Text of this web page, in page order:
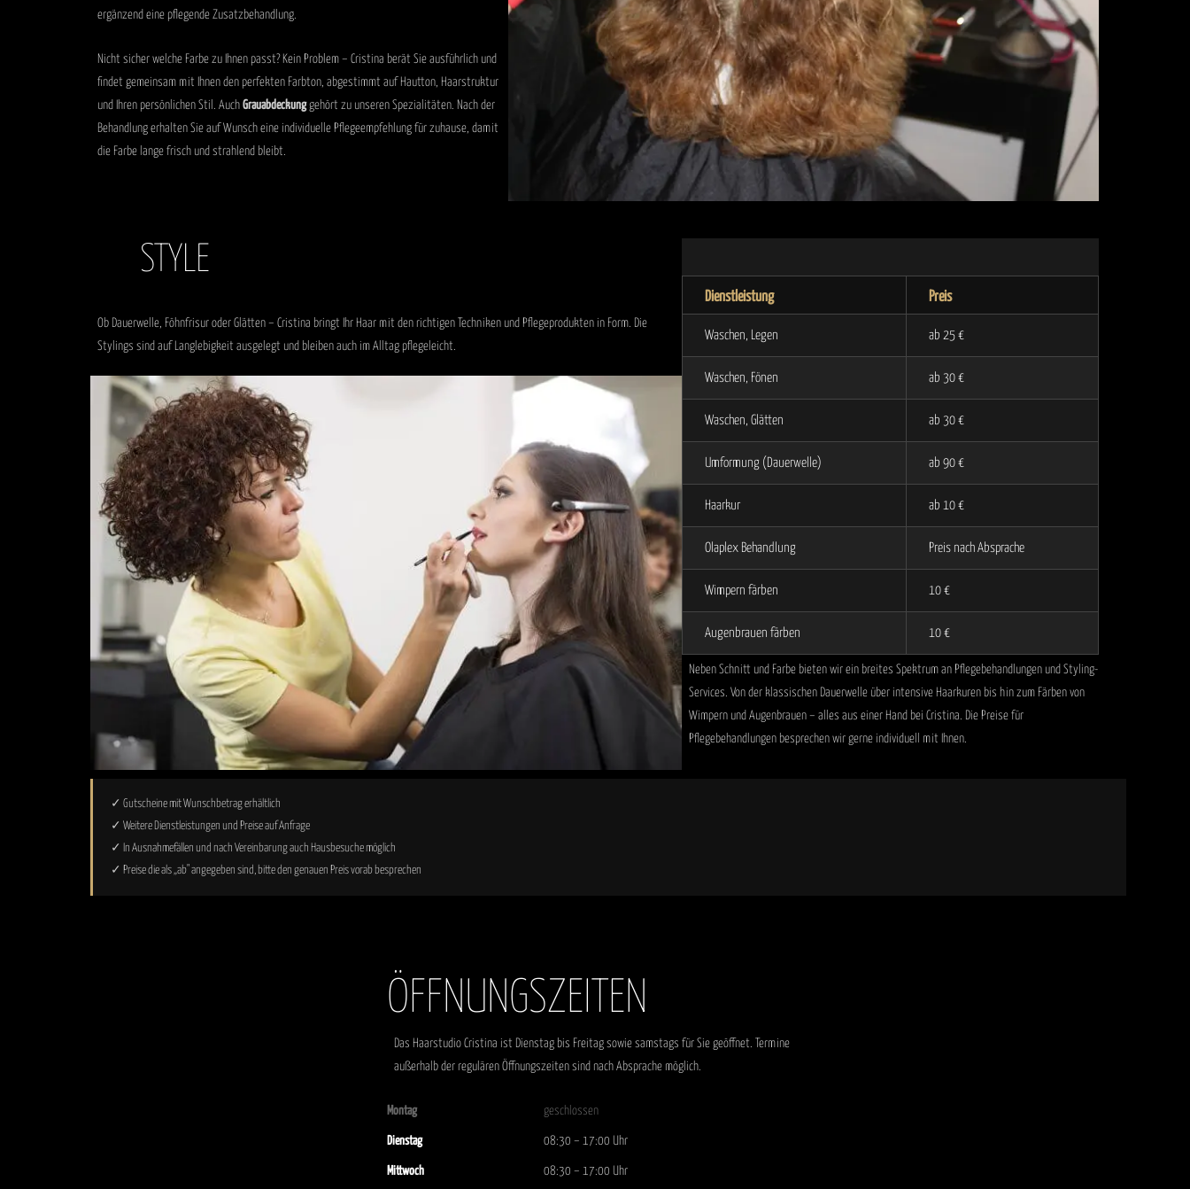
ergänzend eine pflegende Zusatzbehandlung.
Nicht sicher welche Farbe zu Ihnen passt? Kein Problem – Cristina berät Sie ausführlich und
findet gemeinsam mit Ihnen den perfekten Farbton, abgestimmt auf Hautton, Haarstruktur
und Ihren persönlichen Stil. Auch Grauabdeckunggehört zu unseren Spezialitäten. Nach der
Behandlung erhalten Sie auf Wunsch eine individuelle Pflegeempfehlung für zuhause, damit
die Farbe lange frisch und strahlend bleibt.
STYLE
Ob Dauerwelle, Föhnfrisur oder Glätten – Cristina bringt Ihr Haar mit den richtigen Techniken und Pflegeprodukten in Form. Die
Stylings sind auf Langlebigkeit ausgelegt und bleiben auch im Alltag pflegeleicht.
Dienstleistung Preis
Waschen, Legen ab 25 €
Waschen, Fönen ab 30 €
Waschen, Glätten ab 30 €
Umformung (Dauerwelle) ab 90 €
Haarkur ab 10 €
Olaplex Behandlung Preis nach Absprache
Wimpern färben 10 €
Augenbrauen färben 10 €
Neben Schnitt und Farbe bieten wir ein breites Spektrum an Pflegebehandlungen und Styling-
Services. Von der klassischen Dauerwelle über intensive Haarkuren bis hin zum Färben von
Wimpern und Augenbrauen – alles aus einer Hand bei Cristina. Die Preise für
Pflegebehandlungen besprechen wir gerne individuell mit Ihnen.
✓ Gutscheine mit Wunschbetrag erhältlich
✓ Weitere Dienstleistungen und Preise auf Anfrage
✓ In Ausnahmefällen und nach Vereinbarung auch Hausbesuche möglich
✓ Preise die als „ab" angegeben sind, bitte den genauen Preis vorab besprechen
ÖFFNUNGSZEITEN
Das Haarstudio Cristina ist Dienstag bis Freitag sowie samstags für Sie geöffnet. Termine
außerhalb der regulären Öffnungszeiten sind nach Absprache möglich.
Montag geschlossen
Dienstag 08:30 – 17:00 Uhr
Mittwoch 08:30 – 17:00 Uhr